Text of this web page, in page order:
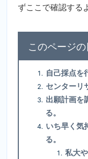
ずここで確認する
自己採点を
センターリ
出願計画を
る。
いち早く気
る。
私大